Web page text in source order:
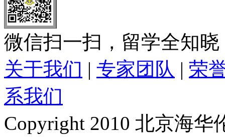
微信扫一扫，留学全知晓
关于我们 | 专家团队 | 荣
系我们
Copyright 2010 北京海